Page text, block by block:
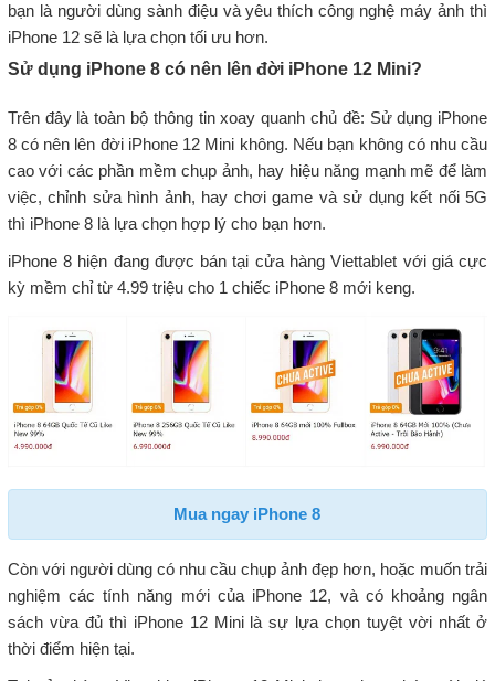
bạn là người dùng sành điệu và yêu thích công nghệ máy ảnh thì
iPhone 12 sẽ là lựa chọn tối ưu hơn.
Sử dụng iPhone 8 có nên lên đời iPhone 12 Mini?
Trên đây là toàn bộ thông tin xoay quanh chủ đề: Sử dụng iPhone
8 có nên lên đời iPhone 12 Mini không. Nếu bạn không có nhu cầu
cao với các phần mềm chụp ảnh, hay hiệu năng mạnh mẽ để làm
việc, chỉnh sửa hình ảnh, hay chơi game và sử dụng kết nối 5G
thì iPhone 8 là lựa chọn hợp lý cho bạn hơn.
iPhone 8 hiện đang được bán tại cửa hàng Viettablet với giá cực
kỳ mềm chỉ từ 4.99 triệu cho 1 chiếc iPhone 8 mới keng.
Mua ngay iPhone 8
Còn với người dùng có nhu cầu chụp ảnh đẹp hơn, hoặc muốn trải
nghiệm các tính năng mới của iPhone 12, và có khoảng ngân
sách vừa đủ thì iPhone 12 Mini là sự lựa chọn tuyệt vời nhất ở
thời điểm hiện tại.